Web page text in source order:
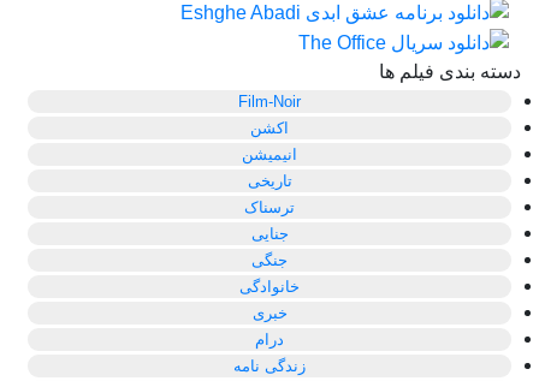
دسته بندی فیلم ها
Film-Noir
اکشن
انیمیشن
تاریخی
ترسناک
جنایی
جنگی
خانوادگی
خبری
درام
زندگی نامه